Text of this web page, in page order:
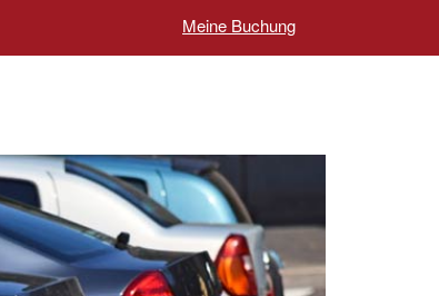
Meine Buchung